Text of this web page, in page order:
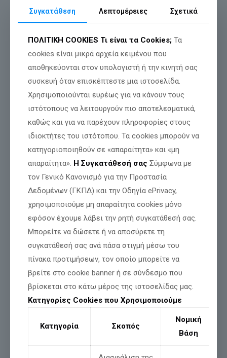
Παράλληλα, ο Ανεξάρτητος Βουλευτής αναδεικνύει τη
γραφειοκρατική ταλαιπωρία στην οποία υποβάλλονται οι
πολίτες και ζητά επίσημα απολογιστικά στοιχεία για την
αποτελεσματικότητα του μέτρου,αμφισβητώντας αν η
ψηφιακή αυτή υποχρέωση προσέφερε ουσιαστικά στην
αντιπυρική προστασία της χώρας κατά τα έτη 2024 και 2025.
Ο ανεξάρτητος βουλευτής Νίκος
Παπδόπουλος με δήλωσή του τονίζει τα
εξής:
προκειμένου να δηλώσει κάποιος
ότι καθάρισε το οικόπεδό του από τα ξερόχορτα, να
Συγκατάθεση Λεπτομέρειες Σχετικά
ΠΟΛΙΤΙΚΗ COOKIES Τι είναι τα Cookies; Τα
cookies είναι μικρά αρχεία κειμένου που
αποθηκεύονται στον υπολογιστή ή την κινητή σας
συσκευή όταν επισκέπτεστε μια ιστοσελίδα.
Χρησιμοποιούνται ευρέως για να κάνουν τους
ιστότοπους να λειτουργούν πιο αποτελεσματικά,
καθώς και για να παρέχουν πληροφορίες στους
ιδιοκτήτες του ιστότοπου. Τα cookies μπορούν να
κατηγοριοποιηθούν σε «απαραίτητα» και «μη
απαραίτητα». Η Συγκατάθεσή σας Σύμφωνα με
τον Γενικό Κανονισμό για την Προστασία
Δεδομένων (ΓΚΠΔ) και την Οδηγία ePrivacy,
χρησιμοποιούμε μη απαραίτητα cookies μόνο
εφόσον έχουμε λάβει την ρητή συγκατάθεσή σας.
Μπορείτε να δώσετε ή να αποσύρετε τη
συγκατάθεσή σας ανά πάσα στιγμή μέσω του
πίνακα προτιμήσεων, τον οποίο μπορείτε να
βρείτε στο cookie banner ή σε σύνδεσμο που
βρίσκεται στο κάτω μέρος της ιστοσελίδας μας.
Κατηγορίες Cookies που Χρησιμοποιούμε
Κατηγορία Σκοπός
Νομική
Βάση